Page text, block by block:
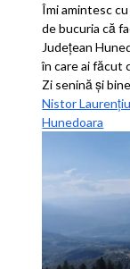
Îmi amintesc
de bucuria că
Județean
în care ai făcut
Zi senină și
Nistor
Hunedoara